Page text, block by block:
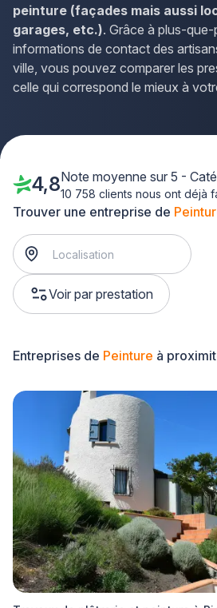
peinture (façades mais aussi
garages, etc.). Grâce à plus-
informations de contact des
ville, vous pouvez comparer les
celle qui correspond le mieux à
Trouver une entreprise de
Voir par prestation
4,8Note moyenne sur 5 -
10 758 clients nous ont déjà
Entreprises de Peinture à